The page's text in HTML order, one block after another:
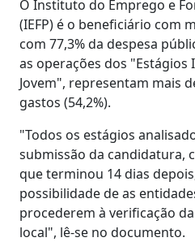
O Instituto do Emprego e
(IEFP) é o beneficiário com
com 77,3% da despesa
as operações dos "Estágios
Jovem", representam mais
gastos (54,2%).
"Todos os estágios
submissão da candidatura,
que terminou 14 dias
possibilidade de as
procederem à verificação
local", lê-se no documento.